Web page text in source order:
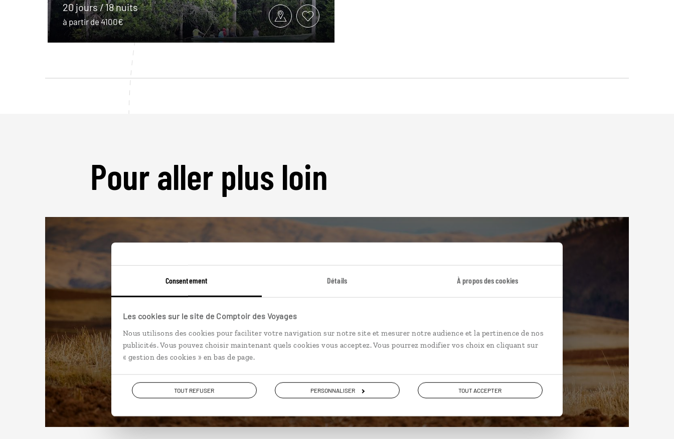
Consentement Détails À propos des cookies
Les cookies sur le site de Comptoir des Voyages
Nous utilisons des cookies pour faciliter votre navigation sur notre site et mesurer notre audience et la pertinence de nos
publicités. Vous pouvez choisir maintenant quels cookies vous acceptez. Vous pourrez modifier vos choix en cliquant sur
« gestion des cookies » en bas de page.
TOUT REFUSER PERSONNALISER TOUT ACCEPTER
20 jours / 18 nuits
à partir de 4100€
Pour aller plus loin
Nos 8 idées de voyage
Pérou